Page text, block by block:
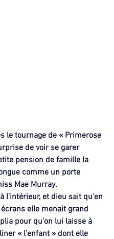
le tournage de « Primerose
de voir se garer
pension de famille la
comme un porte
Mae Murray.
l’intérieur, et dieu sait qu’en
elle menait grand
pour qu’on lui laisse à
« l’enfant » dont elle